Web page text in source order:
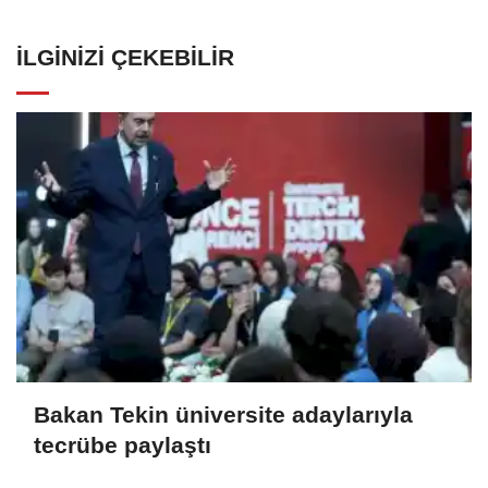
İLGINIZI ÇEKEBILIR
Bakan Tekin üniversite adaylarıyla
tecrübe paylaştı